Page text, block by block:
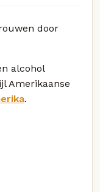
door
alcohol
Amerikaanse
.